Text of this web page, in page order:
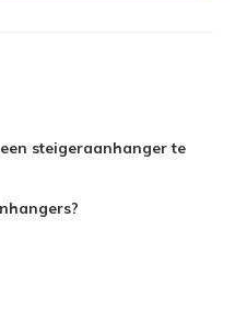
steigeraanhanger te